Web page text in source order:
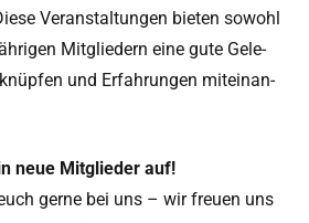
Ver­anstal­tun­gen bieten sowohl
Mit­gliedern eine gute Gele­
und Erfahrun­gen miteinan­
neue Mit­glieder auf!
gerne bei uns – wir freuen uns